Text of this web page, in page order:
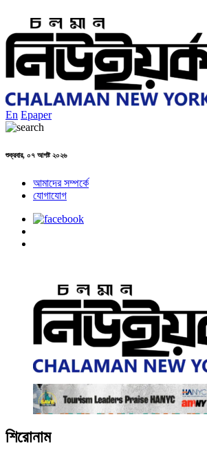
En Epaper
শুক্রবার, ০৭ আগষ্ট ২০২৬
আমাদের সম্পর্কে
যোগাযোগ
শিরোনাম